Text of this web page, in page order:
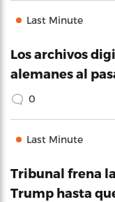
Last Minute
Los archivos
alemanes al
0
Last Minute
Tribunal frena
Trump hasta